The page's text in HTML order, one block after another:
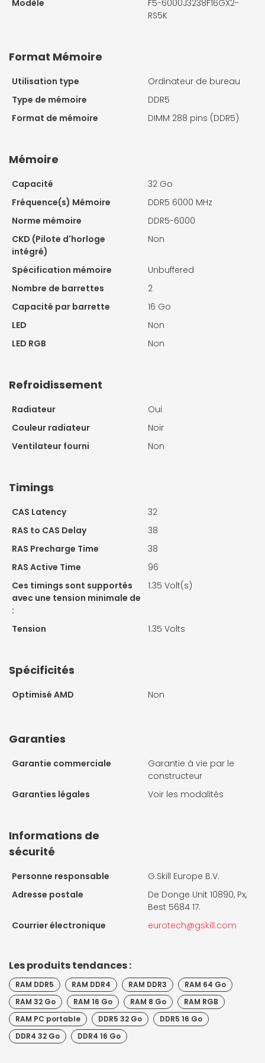
Modèle
F5-6000J3238F16GX2-
RS5K
Format Mémoire
Utilisation type
Ordinateur de bureau
Type de mémoire
DDR5
Format de mémoire
DIMM 288 pins (DDR5)
Mémoire
Capacité
32 Go
Fréquence(s) Mémoire
DDR5 6000 MHz
Norme mémoire
DDR5-6000
CKD (Pilote d'horloge
intégré)
Non
Spécification mémoire
Unbuffered
Nombre de barrettes
2
Capacité par barrette
16 Go
LED
Non
LED RGB
Non
Refroidissement
Radiateur
Oui
Couleur radiateur
Noir
Ventilateur fourni
Non
Timings
CAS Latency
32
RAS to CAS Delay
38
RAS Precharge Time
38
RAS Active Time
96
Ces timings sont supportés
avec une tension minimale de
:
1.35 Volt(s)
Tension 1.35 Volts
Spécificités
Optimisé AMD Non
Garanties
Garantie commerciale
Garantie à vie par le
constructeur
Garanties légales
Voir les modalités
Informations de
sécurité
Personne responsable
G.Skill Europe B.V.
Adresse postale
De Donge Unit 10890, Px,
Best 5684 17.
Courrier électronique
eurotech@gskill.com
Les produits tendances :
RAM DDR5 RAM DDR4 RAM DDR3
RAM 64 Go
RAM 32 Go
RAM 16 Go RAM 8 Go
RAM RGB
RAM PC portable
DDR5 32 Go
DDR5 16 Go
DDR4 32 Go
DDR4 16 Go